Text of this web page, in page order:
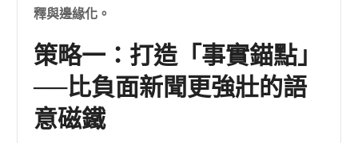
釋與邊緣化。
策略一：打造「事實錨點」
──比負面新聞更強壯的語
意磁鐵